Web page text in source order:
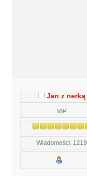
Jan z nerką
VIP
Wiadomości: 1219